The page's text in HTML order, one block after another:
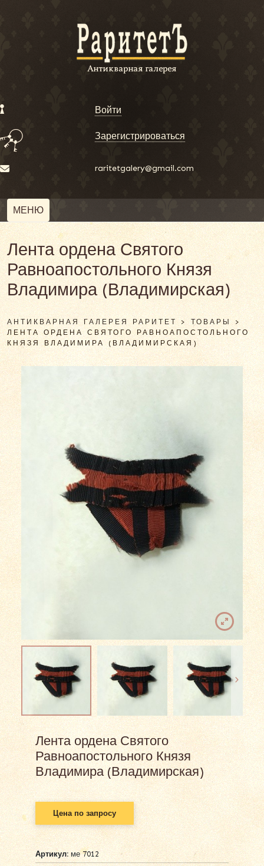
Войти
Зарегистрироваться
raritetgalery@gmail.com
МЕНЮ
Лента ордена Святого
Равноапостольного Князя
Владимира (Владимирская)
АНТИКВАРНАЯ ГАЛЕРЕЯ РАРИТЕТ >ТОВАРЫ >
ЛЕНТА ОРДЕНА СВЯТОГО РАВНОАПОСТОЛЬНОГО
КНЯЗЯ ВЛАДИМИРА (ВЛАДИМИРСКАЯ)
Лента ордена Святого
Равноапостольного Князя
Владимира (Владимирская)
Цена по запросу
Артикул:ме 7012